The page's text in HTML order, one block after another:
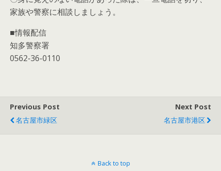
家族や警察に相談しましょう。
■情報配信
知多警察署
0562-36-0110
Previous Post
名古屋市緑区
Next Post
名古屋市港区
Back to top